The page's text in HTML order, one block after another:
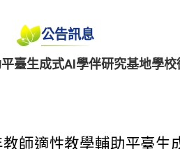
公告訊息
臺生成式AI學伴研究基地學校
師適性教學輔助平臺生